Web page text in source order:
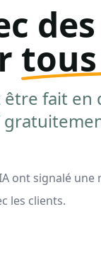
fait en
ont signalé
les clients.